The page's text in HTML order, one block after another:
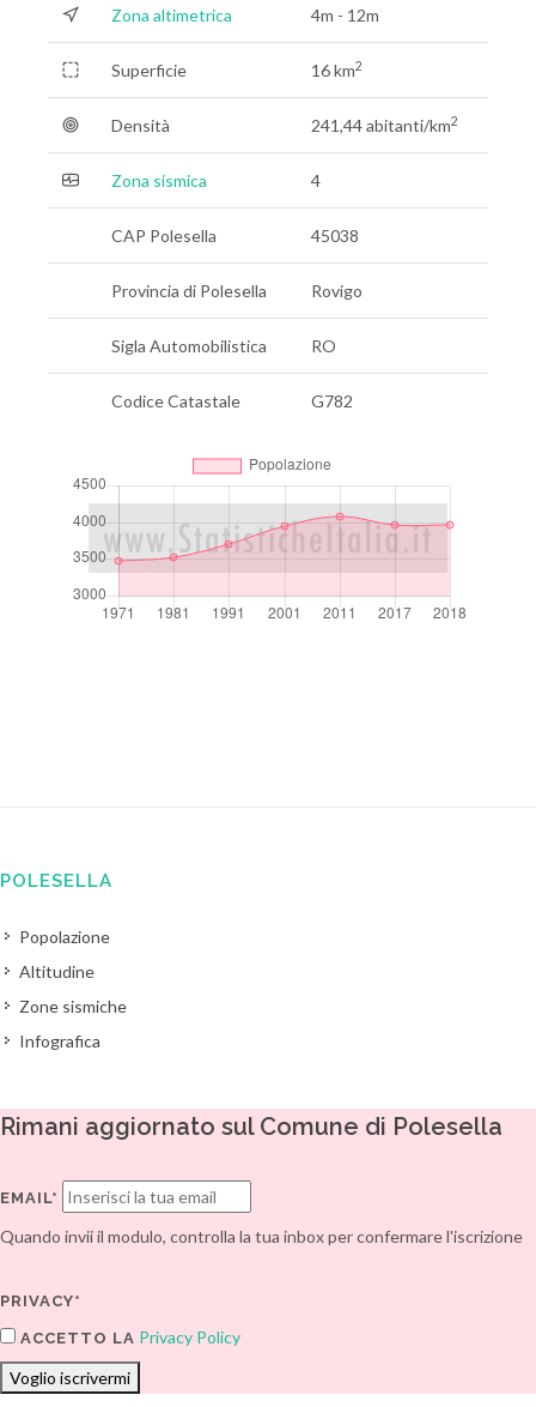
Zona altimetrica 4m - 12m
Superficie 16 km2
Densità 241,44 abitanti/km2
Zona sismica 4
CAP Polesella 45038
Provincia di Polesella Rovigo
Sigla Automobilistica RO
Codice Catastale G782
POLESELLA
Popolazione
Altitudine
Zone sismiche
Infografica
Rimani aggiornato sul Comune di Polesella
EMAIL*
Quando invii il modulo, controlla la tua inbox per confermare l'iscrizione
PRIVACY*
ACCETTO LA Privacy Policy
Voglio iscrivermi